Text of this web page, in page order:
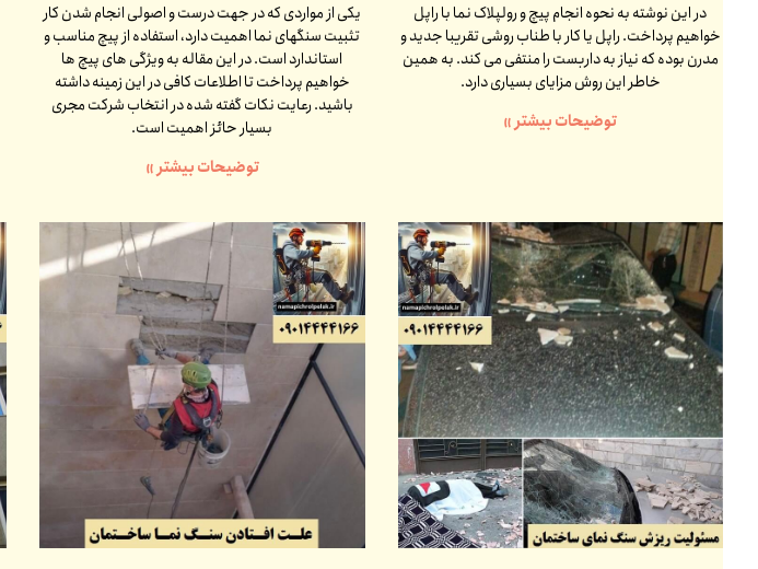
در این نوشته به نحوه انجام پیچ و رولپلاک نما با راپل
خواهیم پرداخت. راپل یا کار با طناب روشی تقریبا جدید و
مدرن بوده که نیاز به داربست را منتفی می کند. به همین
خاطر این روش مزایای بسیاری دارد.
توضیحات بیشتر »
یکی از مواردی که در جهت درست و اصولی انجام شدن کار
تثبیت سنگهای نما اهمیت دارد، استفاده از پیچ مناسب و
استاندارد است. در این مقاله به ویژگی های پیچ ها
خواهیم پرداخت تا اطلاعات کافی در این زمینه داشته
باشید. رعایت نکات گفته شده در انتخاب شرکت مجری
بسیار حائز اهمیت است.
توضیحات بیشتر »